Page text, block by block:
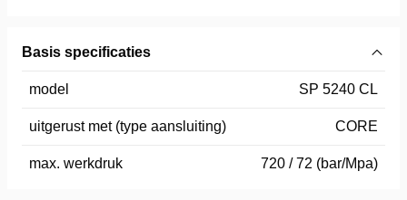
Basis specificaties
model SP 5240 CL
uitgerust met (type aansluiting) CORE
max. werkdruk 720 / 72 (bar/Mpa)